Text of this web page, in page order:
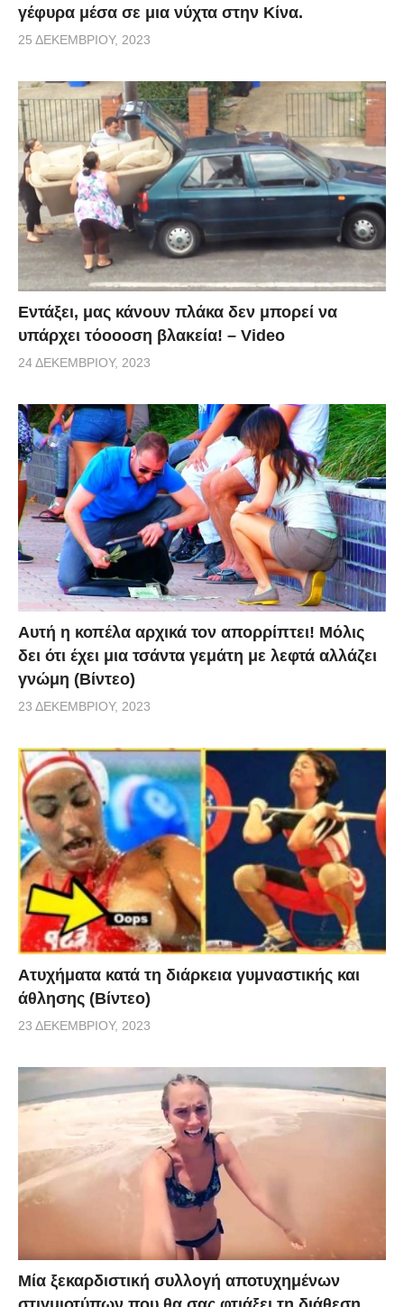
γέφυρα μέσα σε μια νύχτα στην Κίνα.
25 ΔΕΚΕΜΒΡΊΟΥ, 2023
Εντάξει, μας κάνουν πλάκα δεν μπορεί να
υπάρχει τόοοοση βλακεία! – Video
24 ΔΕΚΕΜΒΡΊΟΥ, 2023
Αυτή η κοπέλα αρχικά τον απορρίπτει! Μόλις
δει ότι έχει μια τσάντα γεμάτη με λεφτά αλλάζει
γνώμη (Βίντεο)
23 ΔΕΚΕΜΒΡΊΟΥ, 2023
Aτυχήματα κατά τη διάρκεια γυμναστικής και
άθλησης (Βίντεο)
23 ΔΕΚΕΜΒΡΊΟΥ, 2023
Μία ξεκαρδιστική συλλογή αποτυχημένων